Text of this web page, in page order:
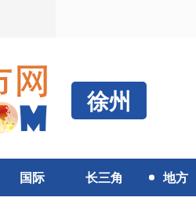
徐州
国际 长三角 地方